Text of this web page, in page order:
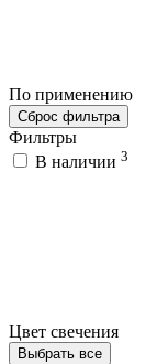
По применению
Сброс фильтра
Фильтры
В наличии 3
Цвет свечения
Выбрать все